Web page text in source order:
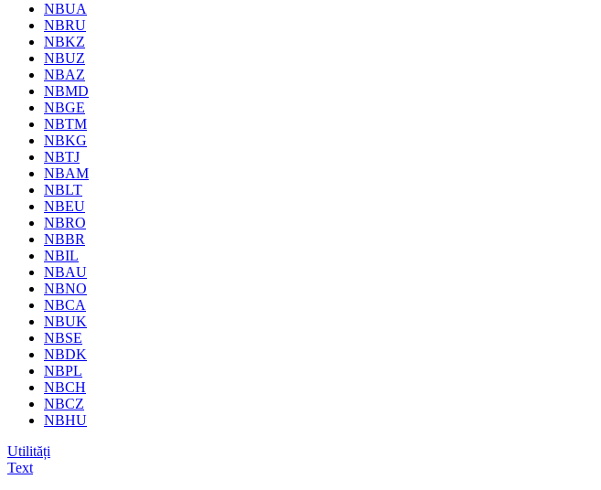
NBUA
NBRU
NBKZ
NBUZ
NBAZ
NBMD
NBGE
NBTM
NBKG
NBTJ
NBAM
NBLT
NBEU
NBRO
NBBR
NBIL
NBAU
NBNO
NBCA
NBUK
NBSE
NBDK
NBPL
NBCH
NBCZ
NBHU
Utilități
Text